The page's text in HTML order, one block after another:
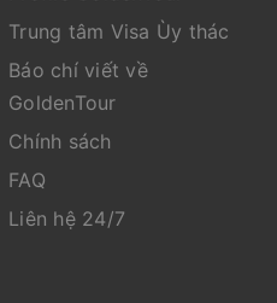
Trung tâm Visa Ùy thác
Báo chí viết về
GoldenTour
Chính sách
FAQ
Liên hệ 24/7